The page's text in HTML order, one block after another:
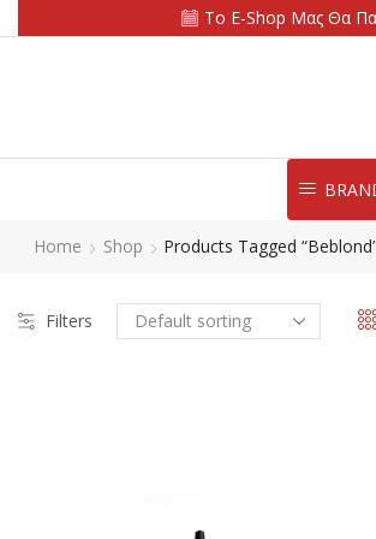
Το E-Shop Μας Θα
Home Shop Products Tagged
Filters